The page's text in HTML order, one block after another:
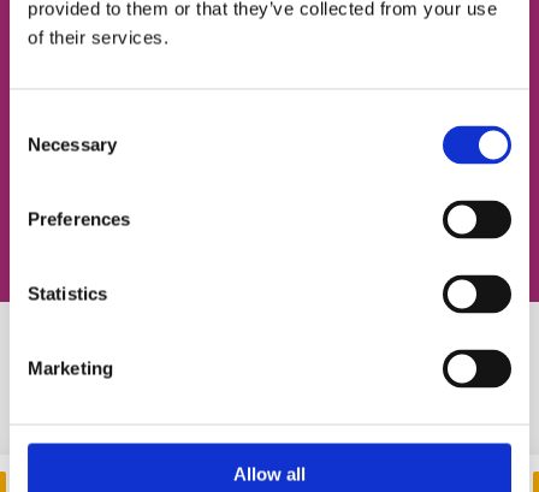
provided to them or that they’ve collected from your use
of their services.
Selection
Necessary
Preferences
Statistics
Marketing
Allow all
Похожие статьи